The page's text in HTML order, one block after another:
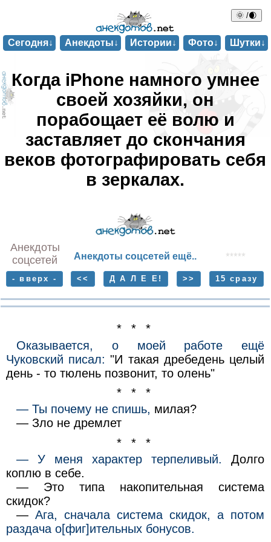
🌞 /🌒
Сегодня↓ Анекдоты↓ Истории↓ Фото↓ Шутки↓
Когда iPhone намного умнее
своей хозяйки, он
порабощает её волю и
заставляет до скончания
веков фотографировать себя
в зеркалах.
Анекдоты
соцсетей
Анекдоты соцсетей ещё..
- вверх - << Д А Л Е Е! >> 15 сразу
* * *
Оказывается, о моей работе ещё
Чуковский писал: "И такая дребедень целый
день - то тюлень позвонит, то олень"
* * *
— Ты почему не спишь, милая?
— Зло не дремлет
* * *
— У меня характер терпеливый. Долго
коплю в себе.
— Это типа накопительная система
скидок?
—Ага, сначала система скидок, а потом
раздача о[фиг]ительных бонусов.